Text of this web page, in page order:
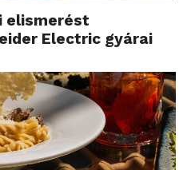
elismerést
Electric gyárai